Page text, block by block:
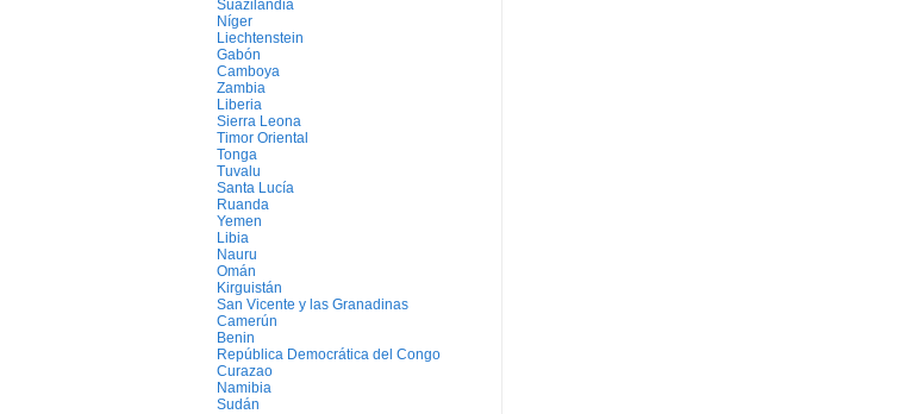
Suazilandia
Níger
Liechtenstein
Gabón
Camboya
Zambia
Liberia
Sierra Leona
Timor Oriental
Tonga
Tuvalu
Santa Lucía
Ruanda
Yemen
Libia
Nauru
Omán
Kirguistán
San Vicente y las Granadinas
Camerún
Benin
República Democrática del Congo
Curazao
Namibia
Sudán